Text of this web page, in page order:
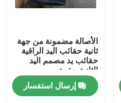
الأصالة مضمونة من جهة
ثانية حقائب اليد الراقية
حقائب يد مصمم اليد
الثانية حقيبة
إرسال استفسار